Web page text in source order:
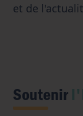
et de
Soutenir